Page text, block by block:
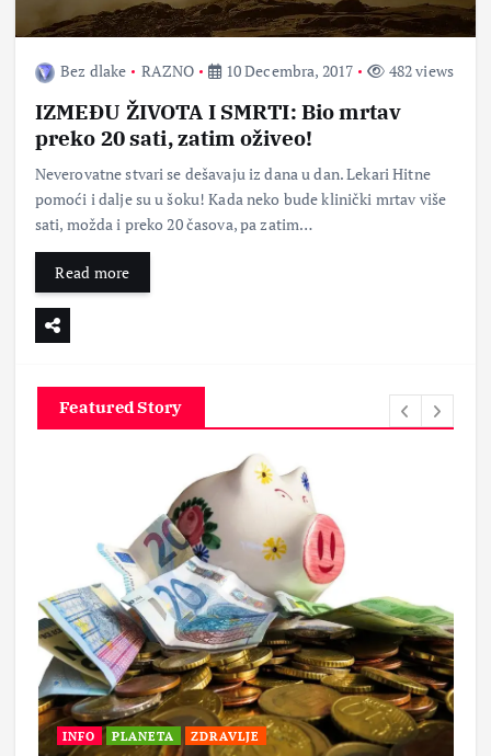
Bez dlake RAZNO 10 Decembra, 2017 482 views
IZMEĐU ŽIVOTA I SMRTI: Bio mrtav
preko 20 sati, zatim oživeo!
Neverovatne stvari se dešavaju iz dana u dan. Lekari Hitne
pomoći i dalje su u šoku! Kada neko bude klinički mrtav više
sati, možda i preko 20 časova, pa zatim…
Read more
Featured Story
INFO PLANETA ZDRAVLJE